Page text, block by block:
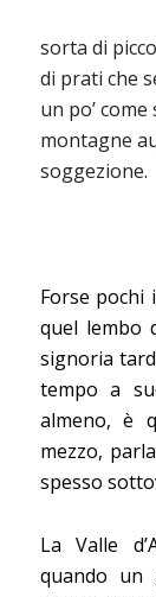
sorta di
di prati che
un po’
montagne
soggezione.
Forse pochi
quel lembo
signoria
tempo a
almeno, è
mezzo,
spesso
La Valle
quando un